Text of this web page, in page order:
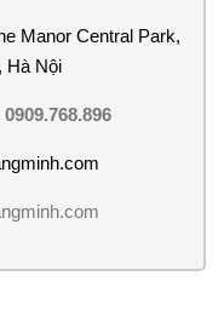
Manor Central Park,
Hà Nội
0909.768.896